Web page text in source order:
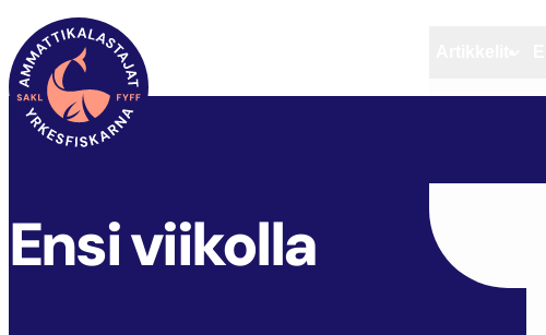
SAKL ARTIKKELIT
Ensi viikolla